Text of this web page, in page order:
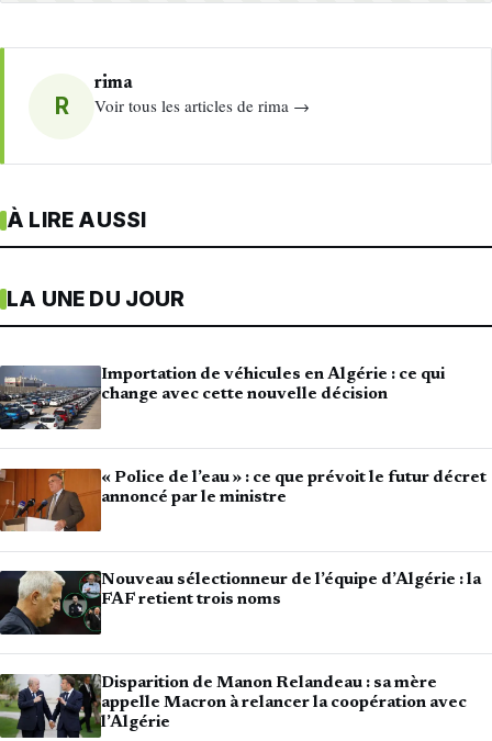
R
rima
Voir tous les articles de rima →
À LIRE AUSSI
LA UNE DU JOUR
Importation de véhicules en Algérie : ce qui
change avec cette nouvelle décision
« Police de l’eau » : ce que prévoit le futur décret
annoncé par le ministre
Nouveau sélectionneur de l’équipe d’Algérie : la
FAF retient trois noms
Disparition de Manon Relandeau : sa mère
appelle Macron à relancer la coopération avec
l’Algérie